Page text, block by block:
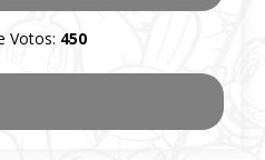
Votos: 450